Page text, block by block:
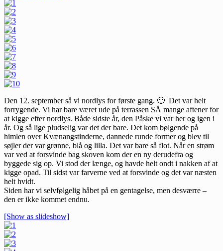
Den 12. september så vi nordlys for første gang. 🙂 Det var helt
forrygende. Vi har bare været ude på terrassen SÅ mange aftener for
at kigge efter nordlys. Både sidste år, den Påske vi var her og igen i
år. Og så lige pludselig var det der bare. Det kom bølgende på
himlen over Kvænangstinderne, dannede runde former og blev til
søjler der var grønne, blå og lilla. Det var bare så flot. Når en strøm
var ved at forsvinde bag skoven kom der en ny derudefra og
byggede sig op. Vi stod der længe, og havde helt ondt i nakken af at
kigge opad. Til sidst var farverne ved at forsvinde og det var næsten
helt hvidt.
Siden har vi selvfølgelig håbet på en gentagelse, men desværre –
den er ikke kommet endnu.
[Show as slideshow]